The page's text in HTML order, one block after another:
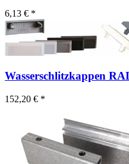
6,13 € *
Wasserschlitzkappen
152,20 € *